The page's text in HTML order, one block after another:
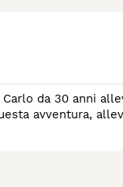
avventura,